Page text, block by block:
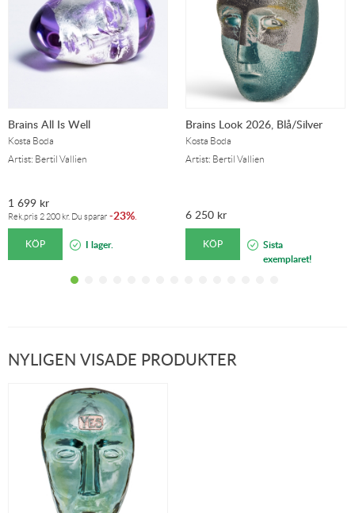
Brains All Is Well
Kosta Boda
Artist: Bertil Vallien
1 699 kr
Rek.pris 2 200 kr. Du sparar -23%
KÖP I lager.
Brains Look 2026, Blå/Silver
Kosta Boda
Artist: Bertil Vallien
6 250 kr
KÖP
Sista
exemplaret!
NYLIGEN VISADE PRODUKTER